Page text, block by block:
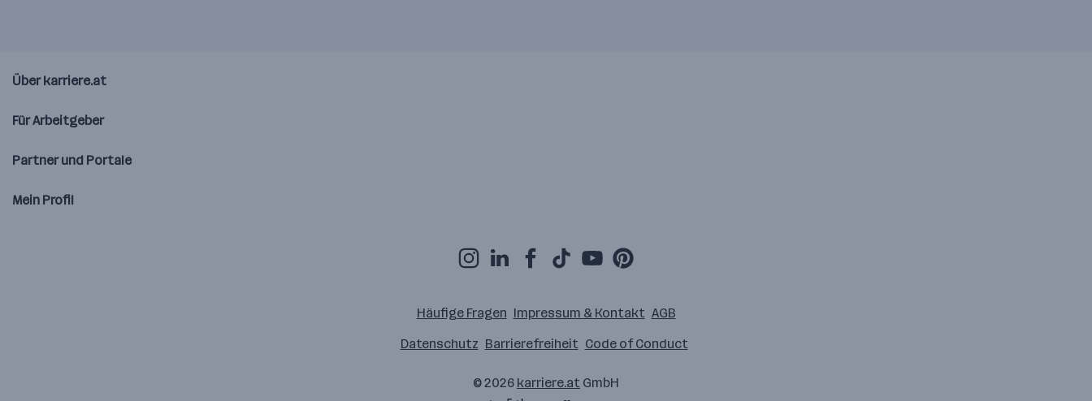
Über karriere.at
Für Arbeitgeber
Partner und Portale
Mein Profil
Häufige Fragen Impressum & Kontakt AGB
Datenschutz Barrierefreiheit Code of Conduct
© 2026 karriere.at GmbH